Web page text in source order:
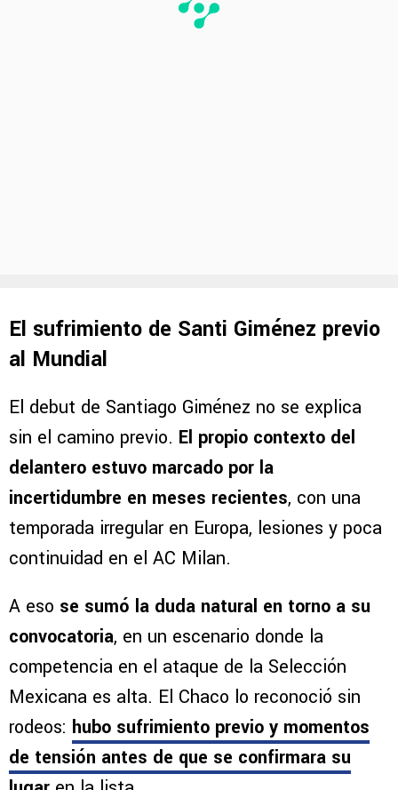
El sufrimiento de Santi Giménez previo
al Mundial
El debut de Santiago Giménez no se explica
sin el camino previo. El propio contexto del
delantero estuvo marcado por la
incertidumbre en meses recientes, con una
temporada irregular en Europa, lesiones y poca
continuidad en el AC Milan.
A eso se sumó la duda natural en torno a su
convocatoria, en un escenario donde la
competencia en el ataque de la Selección
Mexicana es alta. El Chaco lo reconoció sin
rodeos: hubo sufrimiento previo y momentos
de tensión antes de que se confirmara su